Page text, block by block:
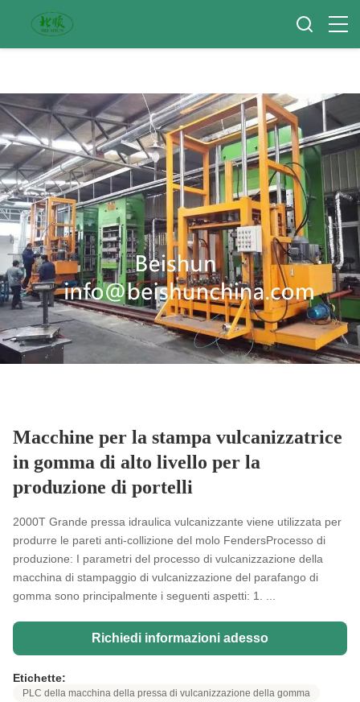
Macchine per la stampa vulcanizzatrice
in gomma di alto livello per la
produzione di portelli
2000T Grande pressa idraulica vulcanizzante viene utilizzata per
produrre le pareti anti-collizione del molo FendersProcesso di
produzione: I parametri del processo di vulcanizzazione della
macchina di stampaggio di vulcanizzazione del parafango di
gomma sono principalmente i seguenti aspetti: 1. ...
Richiedi informazioni adesso
Etichette:
PLC della macchina della pressa di vulcanizzazione della gomma